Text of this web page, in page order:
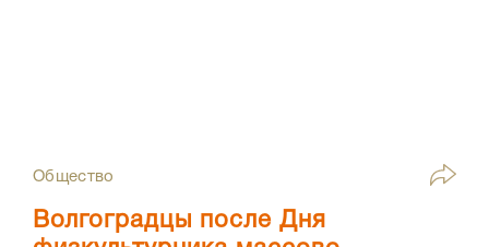
Общество
Волгоградцы после Дня